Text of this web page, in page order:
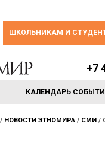
ШКОЛЬНИКАМ И
КАЛЕНДАРЬ
+7
НОВОСТИ ЭТНОМИРА СМИ